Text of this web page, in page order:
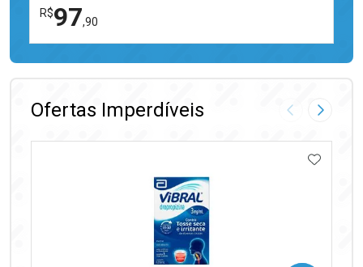
R$97,90
FECHAR
FECHAR
Ofertas Imperdíveis Imagem